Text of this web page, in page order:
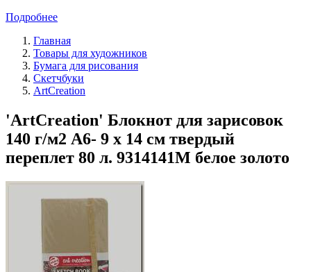
Подробнее
Главная
Товары для художников
Бумага для рисования
Скетчбуки
ArtCreation
'ArtCreation' Блокнот для зарисовок
140 г/м2 A6- 9 х 14 см твердый
переплет 80 л. 9314141M белое золото